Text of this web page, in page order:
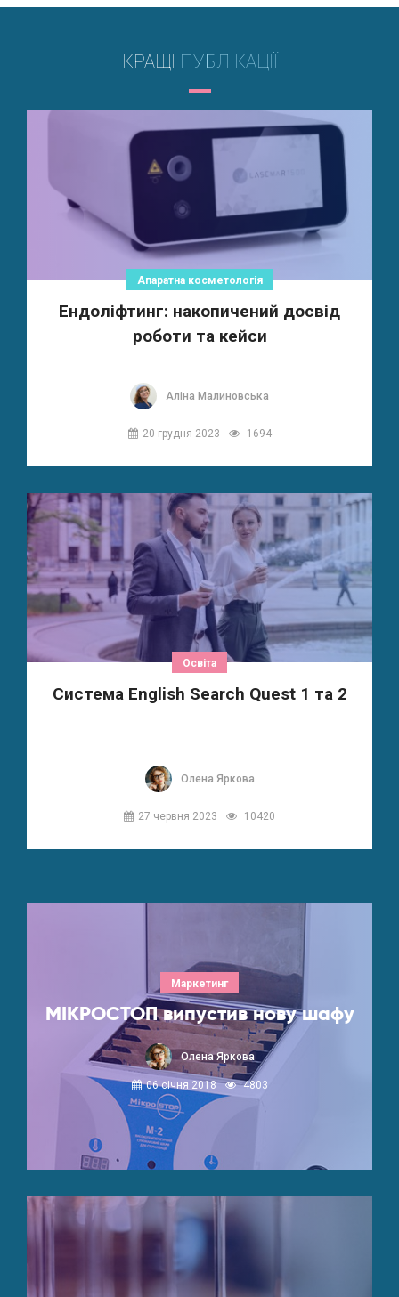
КРАЩІ ПУБЛІКАЦІЇ
Апаратна косметологія
Ендоліфтинг: накопичений досвід
роботи та кейси
Аліна Малиновська
20 грудня 2023 1694
Освіта
Система English Search Quest 1 та 2
Олена Яркова
27 червня 2023 10420
Маркетинг
МІКРОСТОП випустив нову шафу
Олена Яркова
06 січня 2018 4803